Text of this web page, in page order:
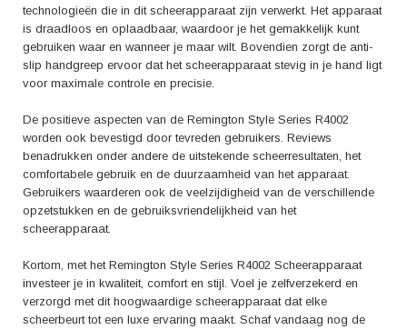
technologieën die in dit scheerapparaat zijn verwerkt. Het apparaat
is draadloos en oplaadbaar, waardoor je het gemakkelijk kunt
gebruiken waar en wanneer je maar wilt. Bovendien zorgt de anti-
slip handgreep ervoor dat het scheerapparaat stevig in je hand ligt
voor maximale controle en precisie.
De positieve aspecten van de Remington Style Series R4002
worden ook bevestigd door tevreden gebruikers. Reviews
benadrukken onder andere de uitstekende scheerresultaten, het
comfortabele gebruik en de duurzaamheid van het apparaat.
Gebruikers waarderen ook de veelzijdigheid van de verschillende
opzetstukken en de gebruiksvriendelijkheid van het
scheerapparaat.
Kortom, met het Remington Style Series R4002 Scheerapparaat
investeer je in kwaliteit, comfort en stijl. Voel je zelfverzekerd en
verzorgd met dit hoogwaardige scheerapparaat dat elke
scheerbeurt tot een luxe ervaring maakt. Schaf vandaag nog de